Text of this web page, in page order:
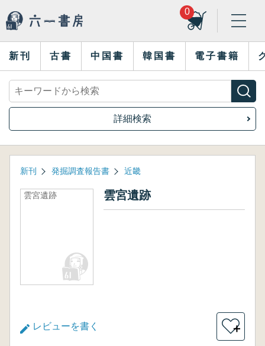
0
新刊 古書 中国書 韓国書 電子書籍
詳細検索
新刊 発掘調査報告書 近畿
雲宮遺跡 雲宮遺跡
レビューを書く ＋